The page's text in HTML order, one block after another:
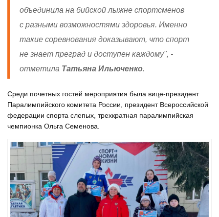
объединила на бийской лыжне спортсменов
с разными возможностями здоровья. Именно
такие соревнования доказывают, что спорт
не знает преград и доступен каждому", -
отметила Татьяна Ильюченко.
Среди почетных гостей мероприятия была вице-президент
Паралимпийского комитета России, президент Всероссийской
федерации спорта слепых, трехкратная паралимпийская
чемпионка Ольга Семенова.